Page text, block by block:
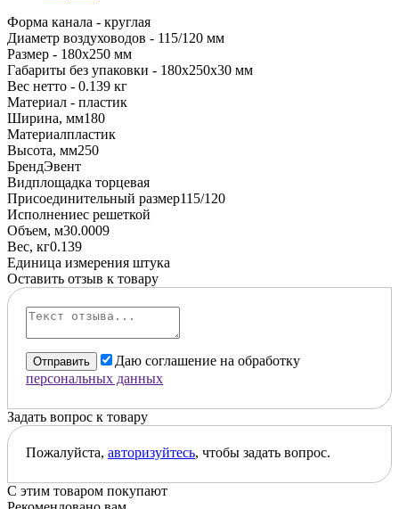
Форма канала - круглая
Диаметр воздуховодов - 115/120 мм
Размер - 180х250 мм
Габариты без упаковки - 180x250x30 мм
Вес нетто - 0.139 кг
Материал - пластик
Ширина, мм180
Материалпластик
Высота, мм250
БрендЭвент
Видплощадка торцевая
Присоединительный размер115/120
Исполнениес решеткой
Объем, м30.0009
Вес, кг0.139
Единица измерения штука
Оставить отзыв к товару
Отправить
Даю соглашение на обработку
персональных данных
Задать вопрос к товару
Пожалуйста, авторизуйтесь, чтобы задать вопрос.
С этим товаром покупают